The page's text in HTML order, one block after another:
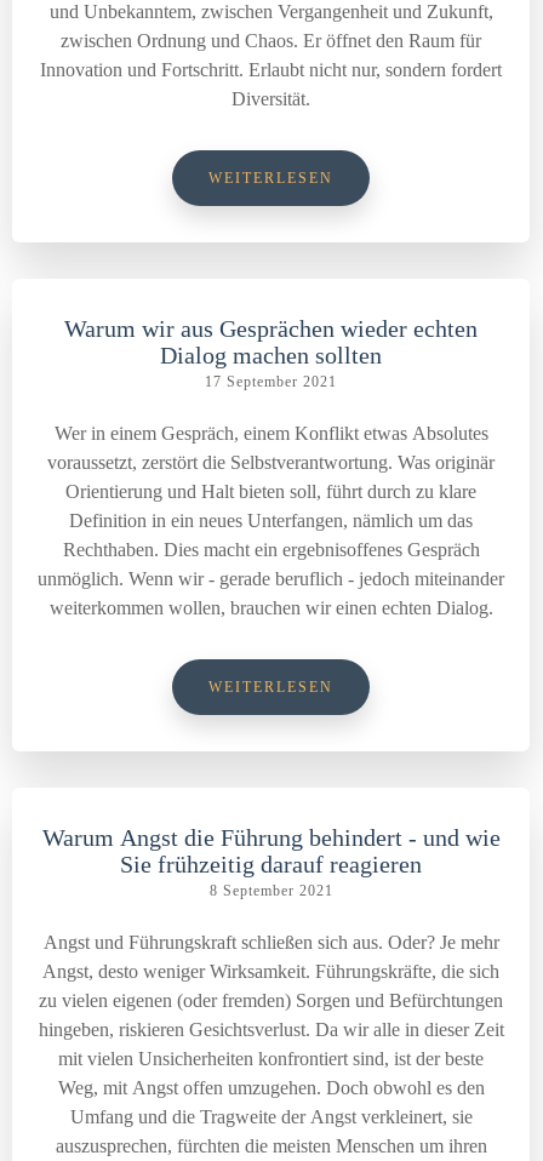
und Unbekanntem, zwischen Vergangenheit und Zukunft,
zwischen Ordnung und Chaos. Er öffnet den Raum für
Innovation und Fortschritt. Erlaubt nicht nur, sondern fordert
Diversität.
WEITERLESEN
Warum wir aus Gesprächen wieder echten
Dialog machen sollten
17 September 2021
Wer in einem Gespräch, einem Konflikt etwas Absolutes
voraussetzt, zerstört die Selbstverantwortung. Was originär
Orientierung und Halt bieten soll, führt durch zu klare
Definition in ein neues Unterfangen, nämlich um das
Rechthaben. Dies macht ein ergebnisoffenes Gespräch
unmöglich. Wenn wir - gerade beruflich - jedoch miteinander
weiterkommen wollen, brauchen wir einen echten Dialog.
WEITERLESEN
Warum Angst die Führung behindert - und wie
Sie frühzeitig darauf reagieren
8 September 2021
Angst und Führungskraft schließen sich aus. Oder? Je mehr
Angst, desto weniger Wirksamkeit. Führungskräfte, die sich
zu vielen eigenen (oder fremden) Sorgen und Befürchtungen
hingeben, riskieren Gesichtsverlust. Da wir alle in dieser Zeit
mit vielen Unsicherheiten konfrontiert sind, ist der beste
Weg, mit Angst offen umzugehen. Doch obwohl es den
Umfang und die Tragweite der Angst verkleinert, sie
auszusprechen, fürchten die meisten Menschen um ihren